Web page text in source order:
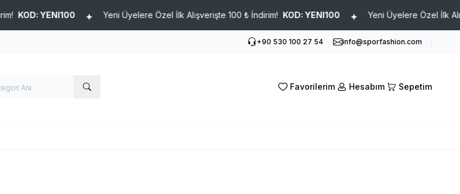
YENI100 Yeni Üyelere Özel İlk Alışverişte 100 ₺ İndirim!KOD: YENI100 Yeni Üyelere Özel İlk
+90 530 100 27 54 info@sporfashion.com
Favorilerim Hesabım Sepetim